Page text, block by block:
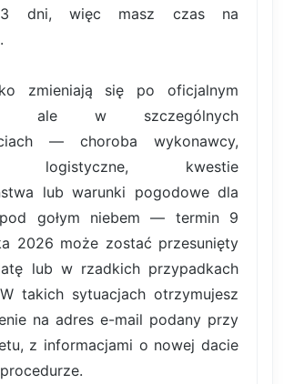
dni, więc masz czas na
zmieniają się po oficjalnym
ale w szczególnych
— choroba wykonawcy,
logistyczne, kwestie
lub warunki pogodowe dla
gołym niebem — termin 9
2026 może zostać przesunięty
lub w rzadkich przypadkach
takich sytuacjach otrzymujesz
na adres e-mail podany przy
z informacjami o nowej dacie